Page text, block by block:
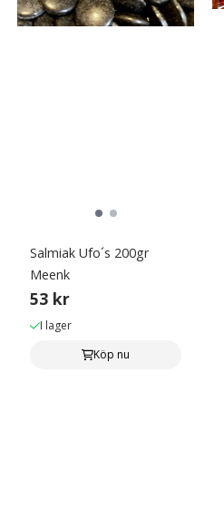
Salmiak Ufo´s 200gr
Meenk
53 kr
I lager
Köp nu